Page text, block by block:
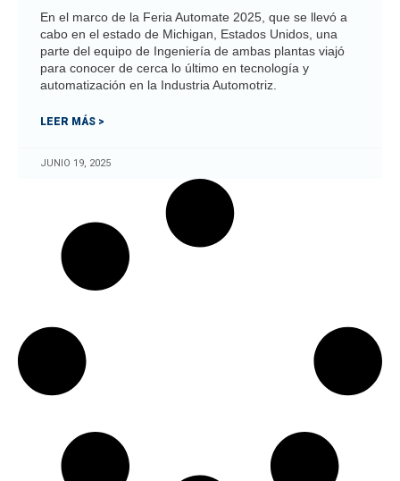
En el marco de la Feria Automate 2025, que se llevó a
cabo en el estado de Michigan, Estados Unidos, una
parte del equipo de Ingeniería de ambas plantas viajó
para conocer de cerca lo último en tecnología y
automatización en la Industria Automotriz.
LEER MÁS >
JUNIO 19, 2025